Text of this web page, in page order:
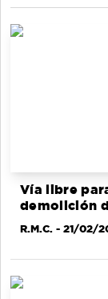
Vía libre
demolición
R.M.C. - 21/02/